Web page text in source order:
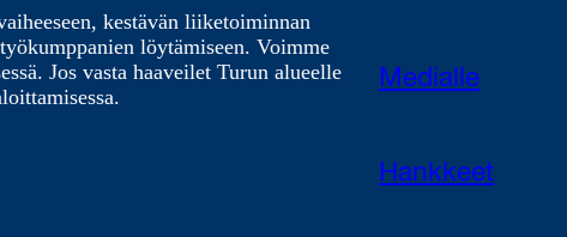
kestävän liiketoiminnan
löytämiseen. Voimme
Jos vasta haaveilet Turun alueelle
Medialle
Hankkeet